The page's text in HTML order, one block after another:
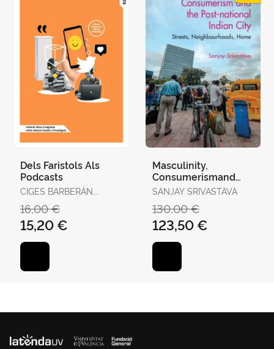
Dels Faristols Als
Podcasts
CIGES BARBERÁN,
16,00 €
15,20 €
Masculinity,
Consumerismand
The Post-National
Indian City
SANJAY SRIVASTAVA
130,00 €
123,50 €